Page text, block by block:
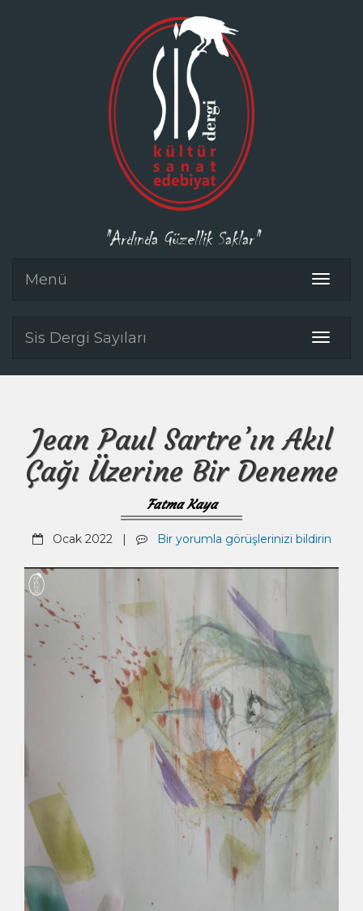
"Ardında Güzellik Saklar"
Toggle
Menü
Toggle
Sis Dergi Sayıları
Jean Paul Sartre’ın Akıl
Çağı Üzerine Bir Deneme
Fatma Kaya
Ocak 2022 | Bir yorumla görüşlerinizi bildirin